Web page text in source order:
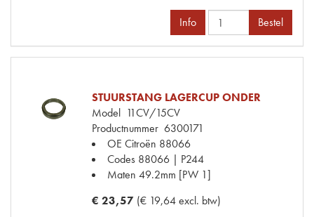
Info Bestel
STUURSTANG LAGERCUP ONDER
Model 11CV/15CV
Productnummer 6300171
OE Citroën 88066
Codes 88066 | P244
Maten 49.2mm [PW 1]
€ 23,57 (€ 19,64 excl. btw)